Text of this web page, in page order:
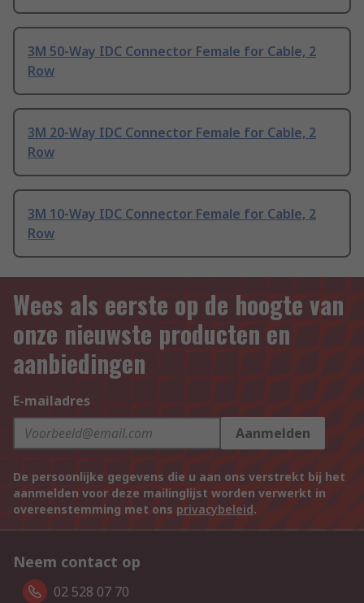
3M 50-Way IDC Connector Female for Cable, 2
Row
3M 20-Way IDC Connector Female for Cable, 2
Row
3M 10-Way IDC Connector Female for Cable, 2
Row
Wees als eerste op de hoogte van
onze nieuwste producten en
aanbiedingen
E-mailadres
Aanmelden
De persoonlijke gegevens die u aan ons verstrekt bij het
aanmelden voor deze mailinglijst worden verwerkt in
overeenstemming met ons privacybeleid.
Neem contact op
02 528 07 70